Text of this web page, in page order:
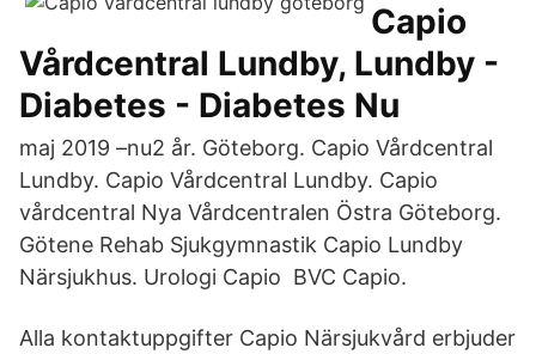
Capio
Vårdcentral Lundby, Lundby -
Diabetes - Diabetes Nu
maj 2019 –nu2 år. Göteborg. Capio Vårdcentral
Lundby. Capio Vårdcentral Lundby. Capio
vårdcentral Nya Vårdcentralen Östra Göteborg.
Götene Rehab Sjukgymnastik Capio Lundby
Närsjukhus. Urologi Capio BVC Capio.
Alla kontaktuppgifter Capio Närsjukvård erbjuder